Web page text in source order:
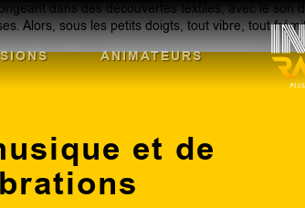
ANIMATEURS
dans des découvertes textiles, avec le
Alors, sous les petits doigts, tout vibre, tout
et de